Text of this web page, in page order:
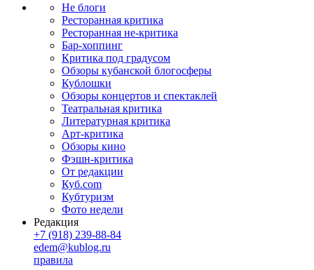
Не блоги
Ресторанная критика
Ресторанная не-критика
Бар-хоппинг
Критика под градусом
Обзоры кубанской блогосферы
Кублошки
Обзоры концертов и спектаклей
Театральная критика
Литературная критика
Арт-критика
Обзоры кино
Фэшн-критика
От редакции
Куб.com
Кубтуризм
Фото недели
Редакция
+7 (918) 239-88-84
edem@kublog.ru
правила